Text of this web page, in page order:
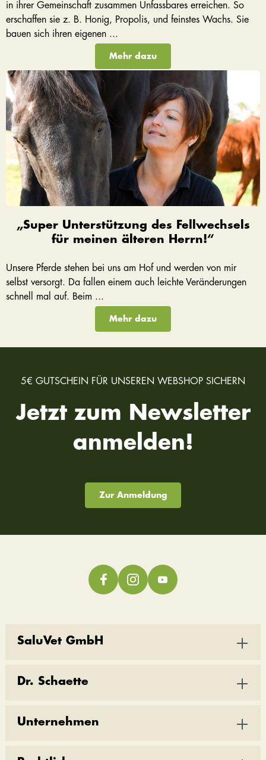
in ihrer Gemeinschaft zusammen Unfassbares erreichen. So
erschaffen sie z. B. Honig, Propolis, und feinstes Wachs. Sie
bauen sich ihren eigenen ...
Mehr dazu
„Super Unterstützung des Fellwechsels
für meinen älteren Herrn!“
Unsere Pferde stehen bei uns am Hof und werden von mir
selbst versorgt. Da fallen einem auch leichte Veränderungen
schnell mal auf. Beim ...
Mehr dazu
5€ GUTSCHEIN FÜR UNSEREN WEBSHOP SICHERN
Jetzt zum Newsletter
anmelden!
Zur Anmeldung
SaluVet GmbH
Dr. Schaette
Unternehmen